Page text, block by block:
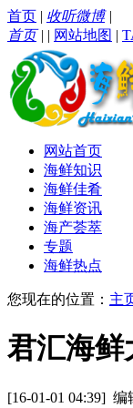
首页 | 收听微博|
首页| | 网站地图 |
网站首页
海鲜知识
海鲜佳肴
海鲜资讯
海产荟萃
专题
海鲜热点
您现在的位置： 主
君汇海鲜
[16-01-01 04:39]